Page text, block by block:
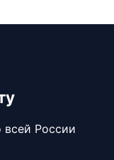
всей России